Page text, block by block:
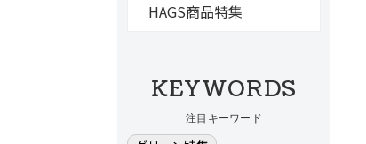
HAGS商品特集
KEYWORDS
注目キーワード